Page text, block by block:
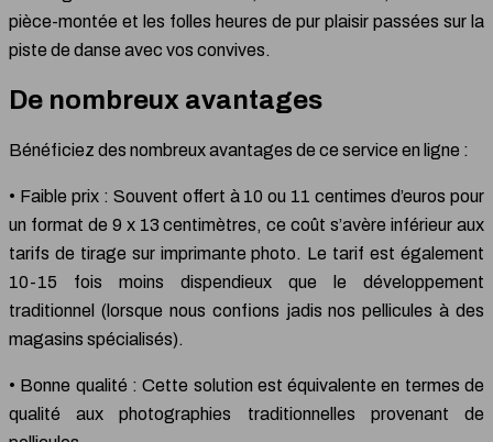
pièce-montée et les folles heures de pur plaisir passées sur la
piste de danse avec vos convives.
De nombreux avantages
Bénéficiez des nombreux avantages de ce service en ligne :
• Faible prix : Souvent offert à 10 ou 11 centimes d’euros pour
un format de 9 x 13 centimètres, ce coût s’avère inférieur aux
tarifs de tirage sur imprimante photo. Le tarif est également
10-15 fois moins dispendieux que le développement
traditionnel (lorsque nous confions jadis nos pellicules à des
magasins spécialisés).
• Bonne qualité : Cette solution est équivalente en termes de
qualité aux photographies traditionnelles provenant de